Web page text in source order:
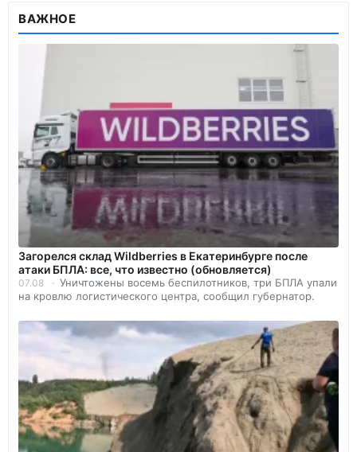
ВАЖНОЕ
Загорелся склад Wildberries в Екатеринбурге после
атаки БПЛА: все, что известно (обновляется)
07.08
Уничтожены восемь беспилотников, три БПЛА упали
на кровлю логистического центра, сообщил губернатор.